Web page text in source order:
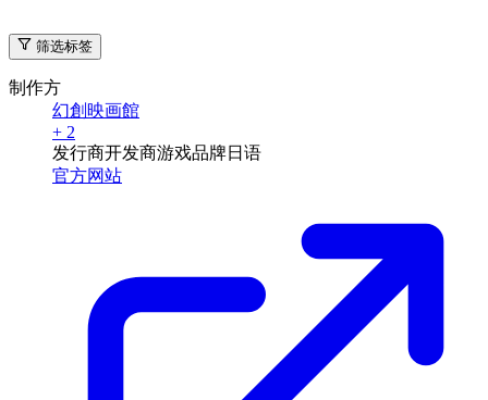
筛选标签
制作方
幻創映画館
+ 2
发行商开发商游戏品牌日语
官方网站